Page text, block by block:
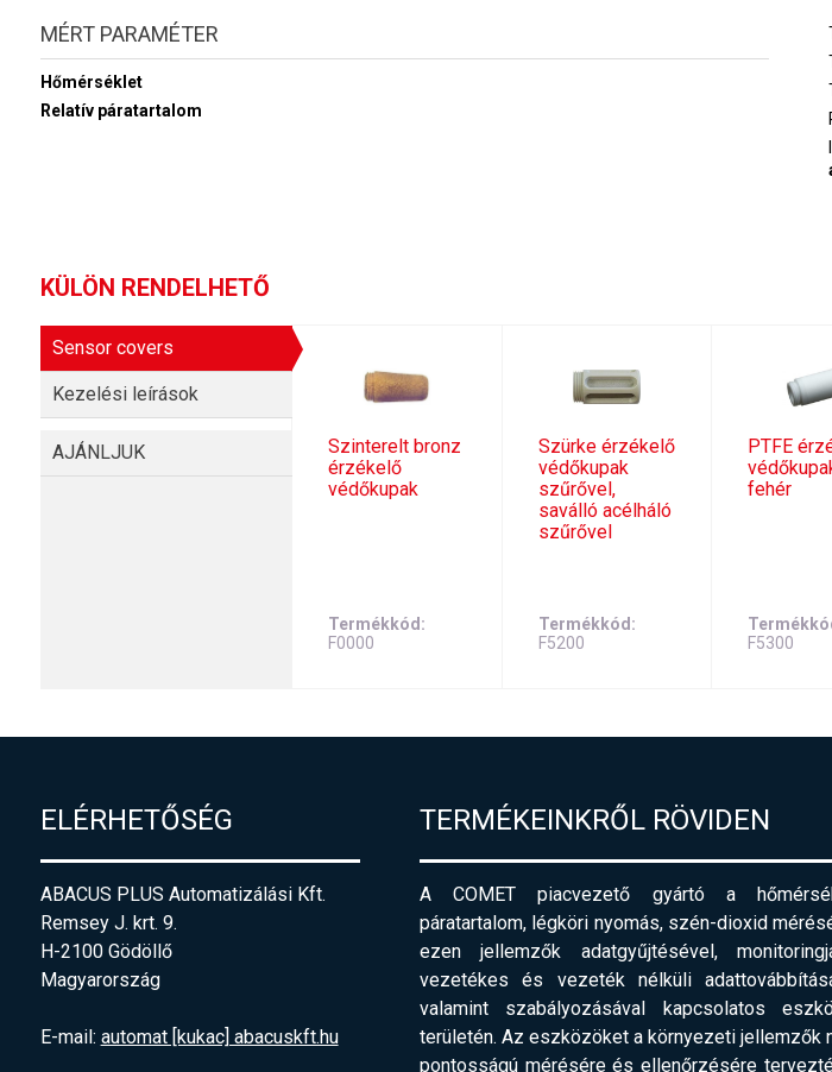
MÉRT PARAMÉTER
Hőmérséklet
Relatív páratartalom
KÜLÖN RENDELHETŐ
Sensor covers
Kezelési leírások
AJÁNLJUK
Szinterelt bronz
érzékelő
védőkupak
Termékkód
F0000
Szürke érzékelő
védőkupak
szűrővel,
saválló acélháló
szűrővel
Termékkód
F5200
PTFE
fehér
F5300
ELÉRHETŐSÉG
ABACUS PLUS Automatizálási Kft.
Remsey J. krt. 9.
H-2100 Gödöllő
Magyarország
E-mail: automat [kukac] abacuskft.hu
TERMÉKEINKRŐL RÖVIDEN
A COMET piacvezető gyártó a
páratartalom, légköri nyomás, szén-dioxid
ezen jellemzők adatgyűjtésével,
vezetékes és vezeték nélküli
valamint szabályozásával kapcsolatos
területén. Az eszközöket a környezeti jellemzők
pontosságú mérésére és ellenőrzésére